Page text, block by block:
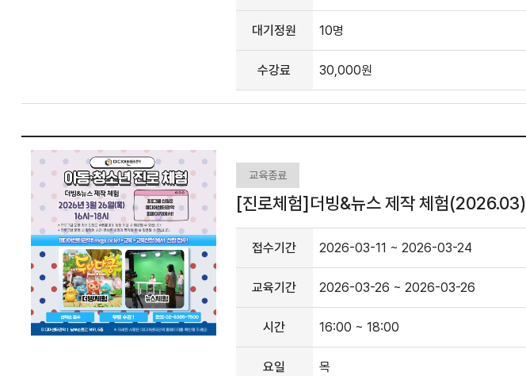
대기정원 10명
수강료 30,000원
교육종료
[진로체험]더빙&뉴스 제작 체험(2026.03)
접수기간 2026-03-11 ~ 2026-03-24
교육기간 2026-03-26 ~ 2026-03-26
시간 16:00 ~ 18:00
요일 목